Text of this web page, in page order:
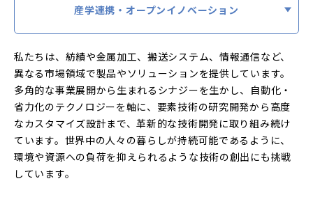
産学連携・オープンイノベーション
私たちは、紡績や金属加工、搬送システム、情報通信など、
異なる市場領域で製品やソリューションを提供しています。
多角的な事業展開から生まれるシナジーを生かし、自動化・
省力化のテクノロジーを軸に、要素技術の研究開発から高度
なカスタマイズ設計まで、革新的な技術開発に取り組み続け
ています。世界中の人々の暮らしが持続可能であるように、
環境や資源への負荷を抑えられるような技術の創出にも挑戦
しています。